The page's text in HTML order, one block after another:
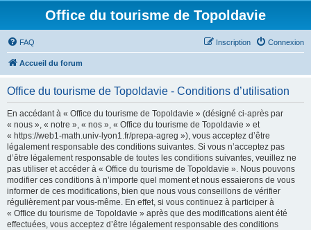
Office du tourisme de Topoldavie
FAQ Connexion
Inscription
Accueil du forum
Office du tourisme de Topoldavie - Conditions d’utilisation
En accédant à « Office du tourisme de Topoldavie » (désigné ci-après par
« nous », « notre », « nos », « Office du tourisme de Topoldavie » et
« https://web1-math.univ-lyon1.fr/prepa-agreg »), vous acceptez d’être
légalement responsable des conditions suivantes. Si vous n’acceptez pas
d’être légalement responsable de toutes les conditions suivantes, veuillez ne
pas utiliser et accéder à « Office du tourisme de Topoldavie ». Nous pouvons
modifier ces conditions à n’importe quel moment et nous essaierons de vous
informer de ces modifications, bien que nous vous conseillons de vérifier
régulièrement par vous-même. En effet, si vous continuez à participer à
« Office du tourisme de Topoldavie » après que des modifications aient été
effectuées, vous acceptez d’être légalement responsable des conditions